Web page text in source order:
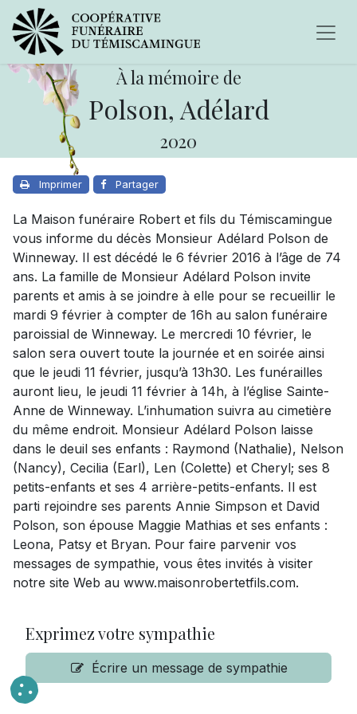
À la mémoire de
Polson, Adélard
2020
Imprimer Partager
La Maison funéraire Robert et fils du Témiscamingue
vous informe du décès Monsieur Adélard Polson de
Winneway. Il est décédé le 6 février 2016 à l’âge de 74
ans. La famille de Monsieur Adélard Polson invite
parents et amis à se joindre à elle pour se recueillir le
mardi 9 février à compter de 16h au salon funéraire
paroissial de Winneway. Le mercredi 10 février, le
salon sera ouvert toute la journée et en soirée ainsi
que le jeudi 11 février, jusqu’à 13h30. Les funérailles
auront lieu, le jeudi 11 février à 14h, à l’église Sainte-
Anne de Winneway. L’inhumation suivra au cimetière
du même endroit. Monsieur Adélard Polson laisse
dans le deuil ses enfants : Raymond (Nathalie), Nelson
(Nancy), Cecilia (Earl), Len (Colette) et Cheryl; ses 8
petits-enfants et ses 4 arrière-petits-enfants. Il est
parti rejoindre ses parents Annie Simpson et David
Polson, son épouse Maggie Mathias et ses enfants :
Leona, Patsy et Bryan. Pour faire parvenir vos
messages de sympathie, vous êtes invités à visiter
notre site Web au www.maisonrobertetfils.com.
Exprimez votre sympathie
Écrire un message de sympathie